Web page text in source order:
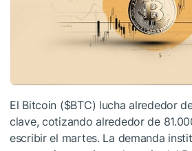
El Bitcoin ($BTC) lucha alrededor
clave, cotizando alrededor de
escribir el martes. La demanda